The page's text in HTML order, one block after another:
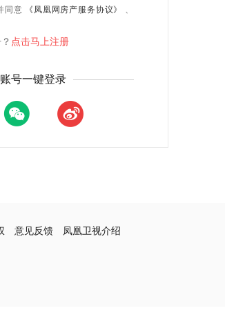
同意 《凤凰网房产服务协议》 、
点击马上注册
号一键登录
意见反馈 凤凰卫视介绍